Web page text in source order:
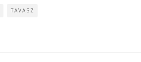
TAVASZ